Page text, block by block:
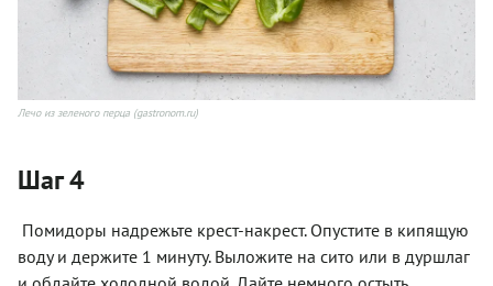
Лечо из зеленого перца (gastronom.ru)
Шаг 4
Помидоры надрежьте крест-накрест. Опустите в кипящую
воду и держите 1 минуту. Выложите на сито или в дуршлаг